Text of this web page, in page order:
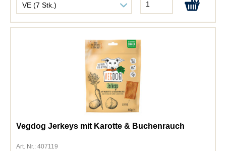
Vegdog Jerkeys mit Karotte & Buchenrauch
Art. Nr.: 407119